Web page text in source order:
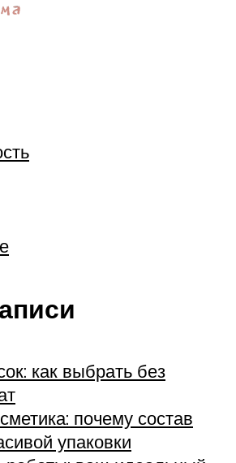
как выбрать без
почему состав
упаковки